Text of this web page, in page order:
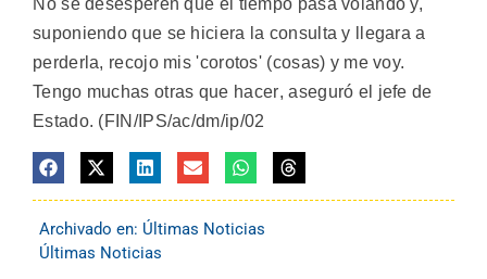
No se desesperen que el tiempo pasa volando y,
suponiendo que se hiciera la consulta y llegara a
perderla, recojo mis 'corotos' (cosas) y me voy.
Tengo muchas otras que hacer, aseguró el jefe de
Estado. (FIN/IPS/ac/dm/ip/02
Archivado en: Últimas Noticias
Últimas Noticias